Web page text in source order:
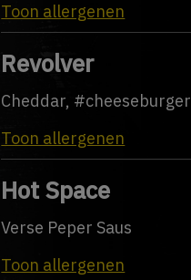
Toon allergenen
Revolver
Cheddar, #cheeseburger
Toon allergenen
Hot Space
Verse Peper Saus
Toon allergenen